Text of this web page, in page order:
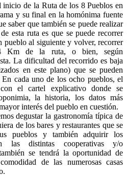
de la Ruta de los 8 Pueblos en
y su final en la homónima fuente
saber que también se puede realizar
esta ruta es que se puede recorrer
pueblo al siguiente y volver, recorrer
Km de la ruta, o bien, según
La dificultad del recorrido es baja
en este plano) que se pueden
cada uno de los ocho pueblos, el
con el cartel explicativo donde se
la historia, los datos más
interés del pueblo en cuestión.
degustar la gastronomía típica de
de los bares y restaurantes que se
pueblos y también adquirir los
las distintas cooperativas y/o
se tendrá la oportunidad de
de las numerosas casas